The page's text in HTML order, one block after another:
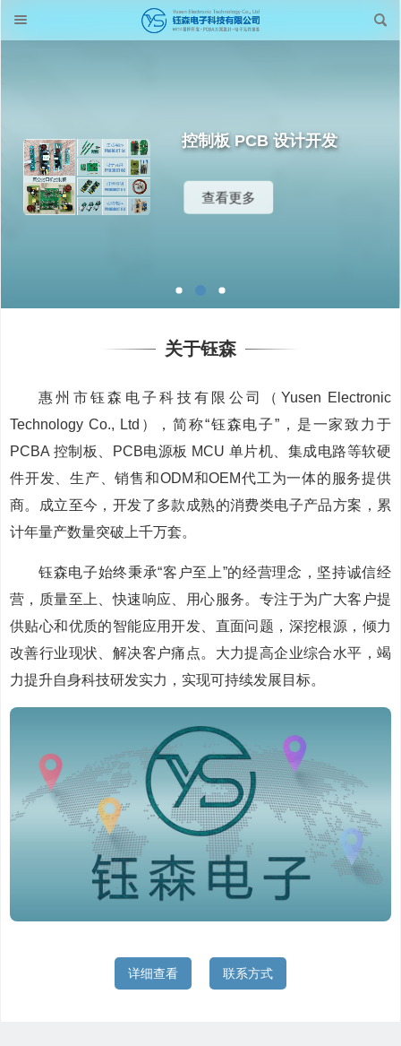
控制板 PCB 设计开发
查看更多
关于钰森
惠州市钰森电子科技有限公司（Yusen Electronic
Technology Co., Ltd），简称“钰森电子”，是一家致力于
PCBA 控制板、PCB电源板 MCU 单片机、集成电路等软硬
件开发、生产、销售和ODM和OEM代工为一体的服务提供
商。成立至今，开发了多款成熟的消费类电子产品方案，累
计年量产数量突破上千万套。
钰森电子始终秉承“客户至上”的经营理念，坚持诚信经
营，质量至上、快速响应、用心服务。专注于为广大客户提
供贴心和优质的智能应用开发、直面问题，深挖根源，倾力
改善行业现状、解决客户痛点。大力提高企业综合水平，竭
力提升自身科技研发实力，实现可持续发展目标。
详细查看 联系方式